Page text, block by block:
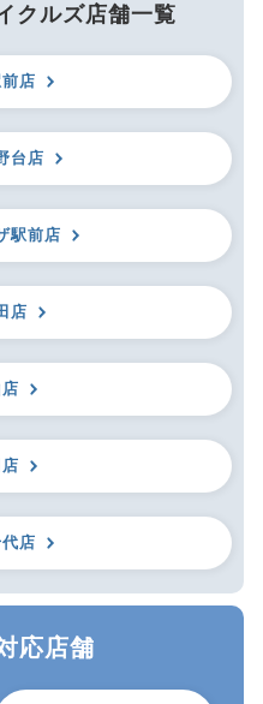
クルズ店舗一覧
店
台店
駅前店
店
店
応店舗